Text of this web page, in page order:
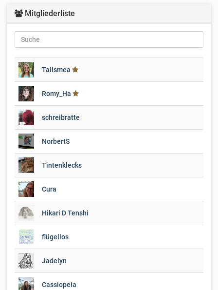
Mitgliederliste
Talismea
Romy_Ha
schreibratte
NorbertS
Tintenklecks
Cura
Hikari D Tenshi
flügellos
Jadelyn
Cassiopeia